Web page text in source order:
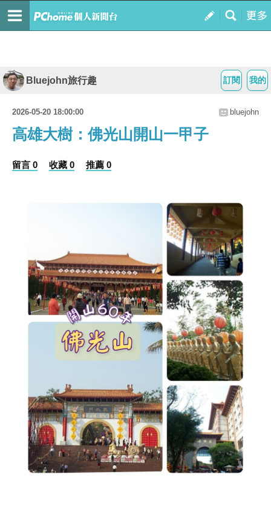
我的
訂閱
Bluejohn旅行趣
2026-05-20 18:00:00 bluejohn
高雄大樹：佛光山開山一甲子
留言 0 收藏 0 推薦 0